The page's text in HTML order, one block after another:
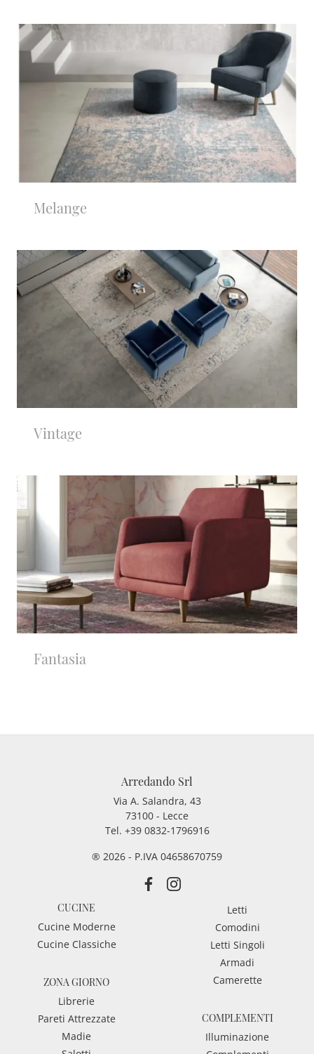
Melange
Vintage
Fantasia
Arredando Srl
Via A. Salandra, 43
73100 - Lecce
Tel. +39 0832-1796916
® 2026 - P.IVA 04658670759
CUCINE
Cucine Moderne
Cucine Classiche
ZONA GIORNO
Librerie
Pareti Attrezzate
Madie
Letti
Comodini
Letti Singoli
Armadi
Camerette
COMPLEMENTI
Illuminazione